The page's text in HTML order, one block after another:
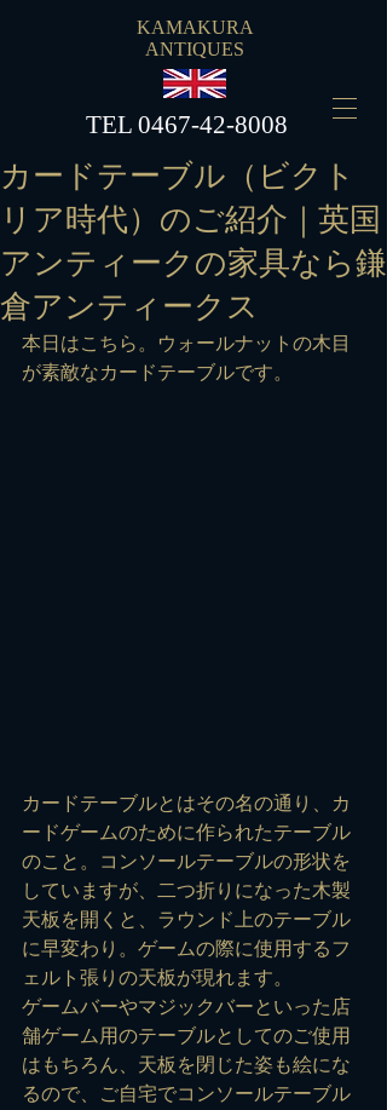
KAMAKURA
ANTIQUES
​TEL 0467-42-8008
カードテーブル（ビクト
リア時代）のご紹介｜英国
アンティークの家具なら鎌
倉アンティークス
本日はこちら。ウォールナットの木目
が素敵なカードテーブルです。
カードテーブルとはその名の通り、カ
ードゲームのために作られたテーブル
のこと。コンソールテーブルの形状を
していますが、二つ折りになった木製
天板を開くと、ラウンド上のテーブル
に早変わり。ゲームの際に使用するフ
ェルト張りの天板が現れます。
ゲームバーやマジックバーといった店
舗ゲーム用のテーブルとしてのご使用
はもちろん、天板を閉じた姿も絵にな
るので、ご自宅でコンソールテーブル